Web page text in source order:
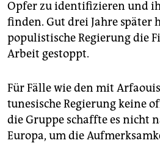
Opfer zu identifizieren und
finden. Gut drei Jahre später
populistische Regierung die
Arbeit gestoppt.
Für Fälle wie den mit
tunesische Regierung keine
die Gruppe schaffte es nicht
Europa, um die